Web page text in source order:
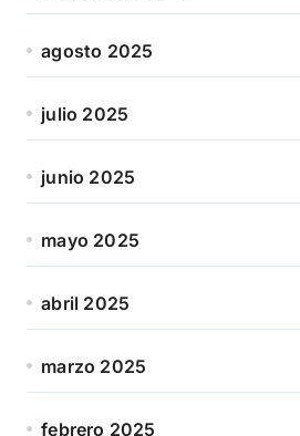
agosto 2025
julio 2025
junio 2025
mayo 2025
abril 2025
marzo 2025
febrero 2025